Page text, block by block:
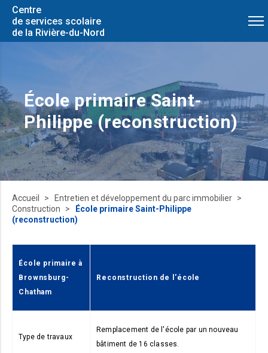
Centre
de services scolaire
de la Rivière-du-Nord
École primaire Saint-
Philippe (reconstruction)
Accueil
Entretien et développement du parc immobilier
Construction
École primaire Saint-Philippe
(reconstruction)
École primaire à
Brownsburg-
Chatham
Reconstruction de l'école
Type de travaux
Remplacement de l'école par un nouveau
bâtiment de 16 classes.